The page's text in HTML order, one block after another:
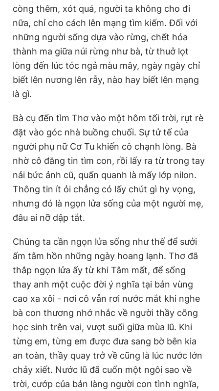
còng thêm, xót quá, người ta không cho đi
nữa, chỉ cho cách lên mạng tìm kiếm. Đối với
những người sống dựa vào rừng, chết hóa
thành ma giữa núi rừng như bà, từ thuở lọt
lòng đến lúc tóc ngả màu mây, ngày ngày chỉ
biết lên nương lên rẫy, nào hay biết lên mạng
là gì.
Bà cụ đến tìm Thơ vào một hôm tối trời, rụt rè
đặt vào góc nhà buồng chuối. Sự tử tế của
người phụ nữ Cơ Tu khiến cô chạnh lòng. Bà
nhờ cô đăng tin tìm con, rồi lấy ra từ trong tay
nải bức ảnh cũ, quấn quanh là mấy lớp nilon.
Thông tin ít ỏi chẳng có lấy chút gì hy vọng,
nhưng đó là ngọn lửa sống của một người mẹ,
đâu ai nỡ dập tắt.
Chúng ta cần ngọn lửa sống như thế để sưởi
ấm tâm hồn những ngày hoang lạnh. Thơ đã
thắp ngọn lửa ấy từ khi Tâm mất, để sống
thay anh một cuộc đời ý nghĩa tại bản vùng
cao xa xôi - nơi cô vẫn rơi nước mắt khi nghe
bà con thương nhớ nhắc về người thầy cõng
học sinh trên vai, vượt suối giữa mùa lũ. Khi
từng em, từng em được đưa sang bờ bên kia
an toàn, thầy quay trở về cũng là lúc nước lớn
chảy xiết. Nước lũ đã cuốn một ngôi sao về
trời, cướp của bản làng người con tình nghĩa,